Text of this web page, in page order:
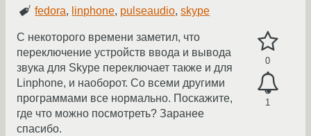
fedora, linphone, pulseaudio,skype
0
1
С некоторого времени заметил, что
переключение устройств ввода и вывода
звука для Skype переключает также и для
Linphone, и наоборот. Со всеми другими
программами все нормально. Поскажите,
где что можно посмотреть? Заранее
спасибо.